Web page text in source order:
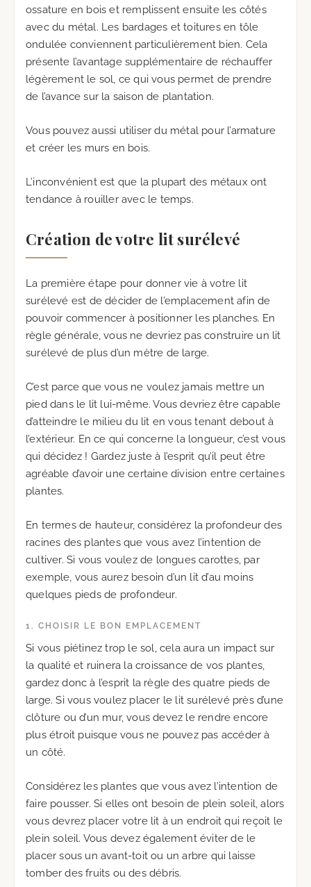
ossature en bois et remplissent ensuite les côtés
avec du métal. Les bardages et toitures en tôle
ondulée conviennent particulièrement bien. Cela
présente l’avantage supplémentaire de réchauffer
légèrement le sol, ce qui vous permet de prendre
de l’avance sur la saison de plantation.
Vous pouvez aussi utiliser du métal pour l’armature
et créer les murs en bois.
L’inconvénient est que la plupart des métaux ont
tendance à rouiller avec le temps.
Création de votre lit surélevé
La première étape pour donner vie à votre lit
surélevé est de décider de l’emplacement afin de
pouvoir commencer à positionner les planches. En
règle générale, vous ne devriez pas construire un lit
surélevé de plus d’un mètre de large.
C’est parce que vous ne voulez jamais mettre un
pied dans le lit lui-même. Vous devriez être capable
d’atteindre le milieu du lit en vous tenant debout à
l’extérieur. En ce qui concerne la longueur, c’est vous
qui décidez ! Gardez juste à l’esprit qu’il peut être
agréable d’avoir une certaine division entre certaines
plantes.
En termes de hauteur, considérez la profondeur des
racines des plantes que vous avez l’intention de
cultiver. Si vous voulez de longues carottes, par
exemple, vous aurez besoin d’un lit d’au moins
quelques pieds de profondeur.
1. CHOISIR LE BON EMPLACEMENT
Si vous piétinez trop le sol, cela aura un impact sur
la qualité et ruinera la croissance de vos plantes,
gardez donc à l’esprit la règle des quatre pieds de
large. Si vous voulez placer le lit surélevé près d’une
clôture ou d’un mur, vous devez le rendre encore
plus étroit puisque vous ne pouvez pas accéder à
un côté.
Considérez les plantes que vous avez l’intention de
faire pousser. Si elles ont besoin de plein soleil, alors
vous devrez placer votre lit à un endroit qui reçoit le
plein soleil. Vous devez également éviter de le
placer sous un avant-toit ou un arbre qui laisse
tomber des fruits ou des débris.